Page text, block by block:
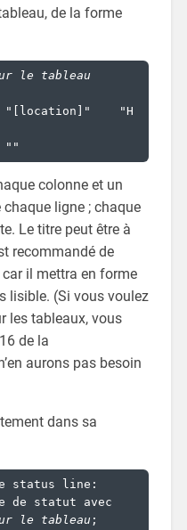
de la forme
le tableau
"S : [score]"	""	""
colonne et un
ligne ; chaque
Le titre peut être à
recommandé de
il mettra en forme
lisible. (Si vous voulez
les tableaux, vous
de la
aurons pas besoin
dans sa
status line:
le tableau ;